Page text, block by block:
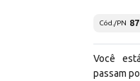
Cód./PN
Você
passam